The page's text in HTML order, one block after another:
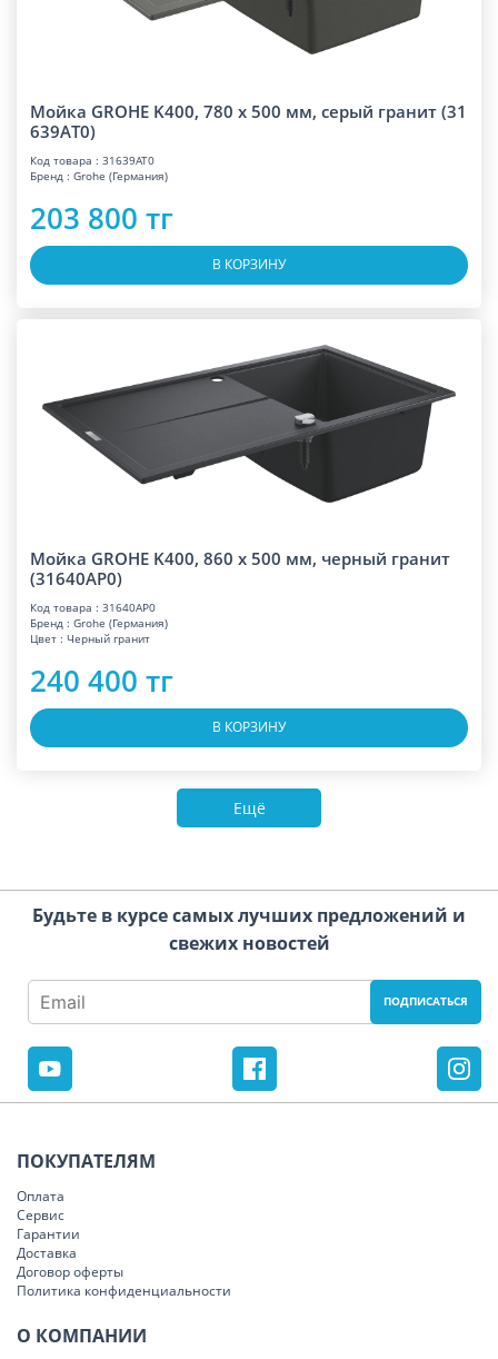
Мойка GROHE K400, 780 x 500 мм, серый гранит (31
639AT0)
Код товара : 31639AT0
Бренд : Grohe (Германия)
203 800 тг
В КОРЗИНУ
Мойка GROHE K400, 860 x 500 мм, черный гранит
(31640AP0)
Код товара : 31640AP0
Бренд : Grohe (Германия)
Цвет : Черный гранит
240 400 тг
В КОРЗИНУ
Ещё
Будьте в курсе самых лучших предложений и
свежих новостей
ПОКУПАТЕЛЯМ
Оплата
Сервис
Гарантии
Доставка
Договор оферты
Политика конфиденциальности
О КОМПАНИИ